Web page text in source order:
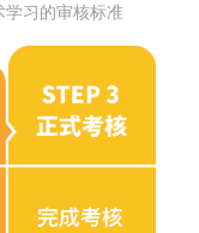
学习的审核标准